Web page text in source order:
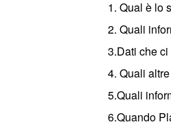
1. Qual è lo
2. Quali
3.Dati che
4. Quali
5.Quali
6.Quando